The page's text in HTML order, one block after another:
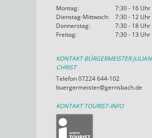
Montag:
7:30 - 16 Uhr
Dienstag-Mittwoch:
7:30 - 12 Uhr
Donnerstag:
7:30 - 18 Uhr
Freitag:
7:30 - 13 Uhr
KONTAKT BÜRGERMEISTER JULIAN
CHRIST
Telefon 07224 644-102
buergermeister@gernsbach.de
KONTAKT TOURIST-INFO